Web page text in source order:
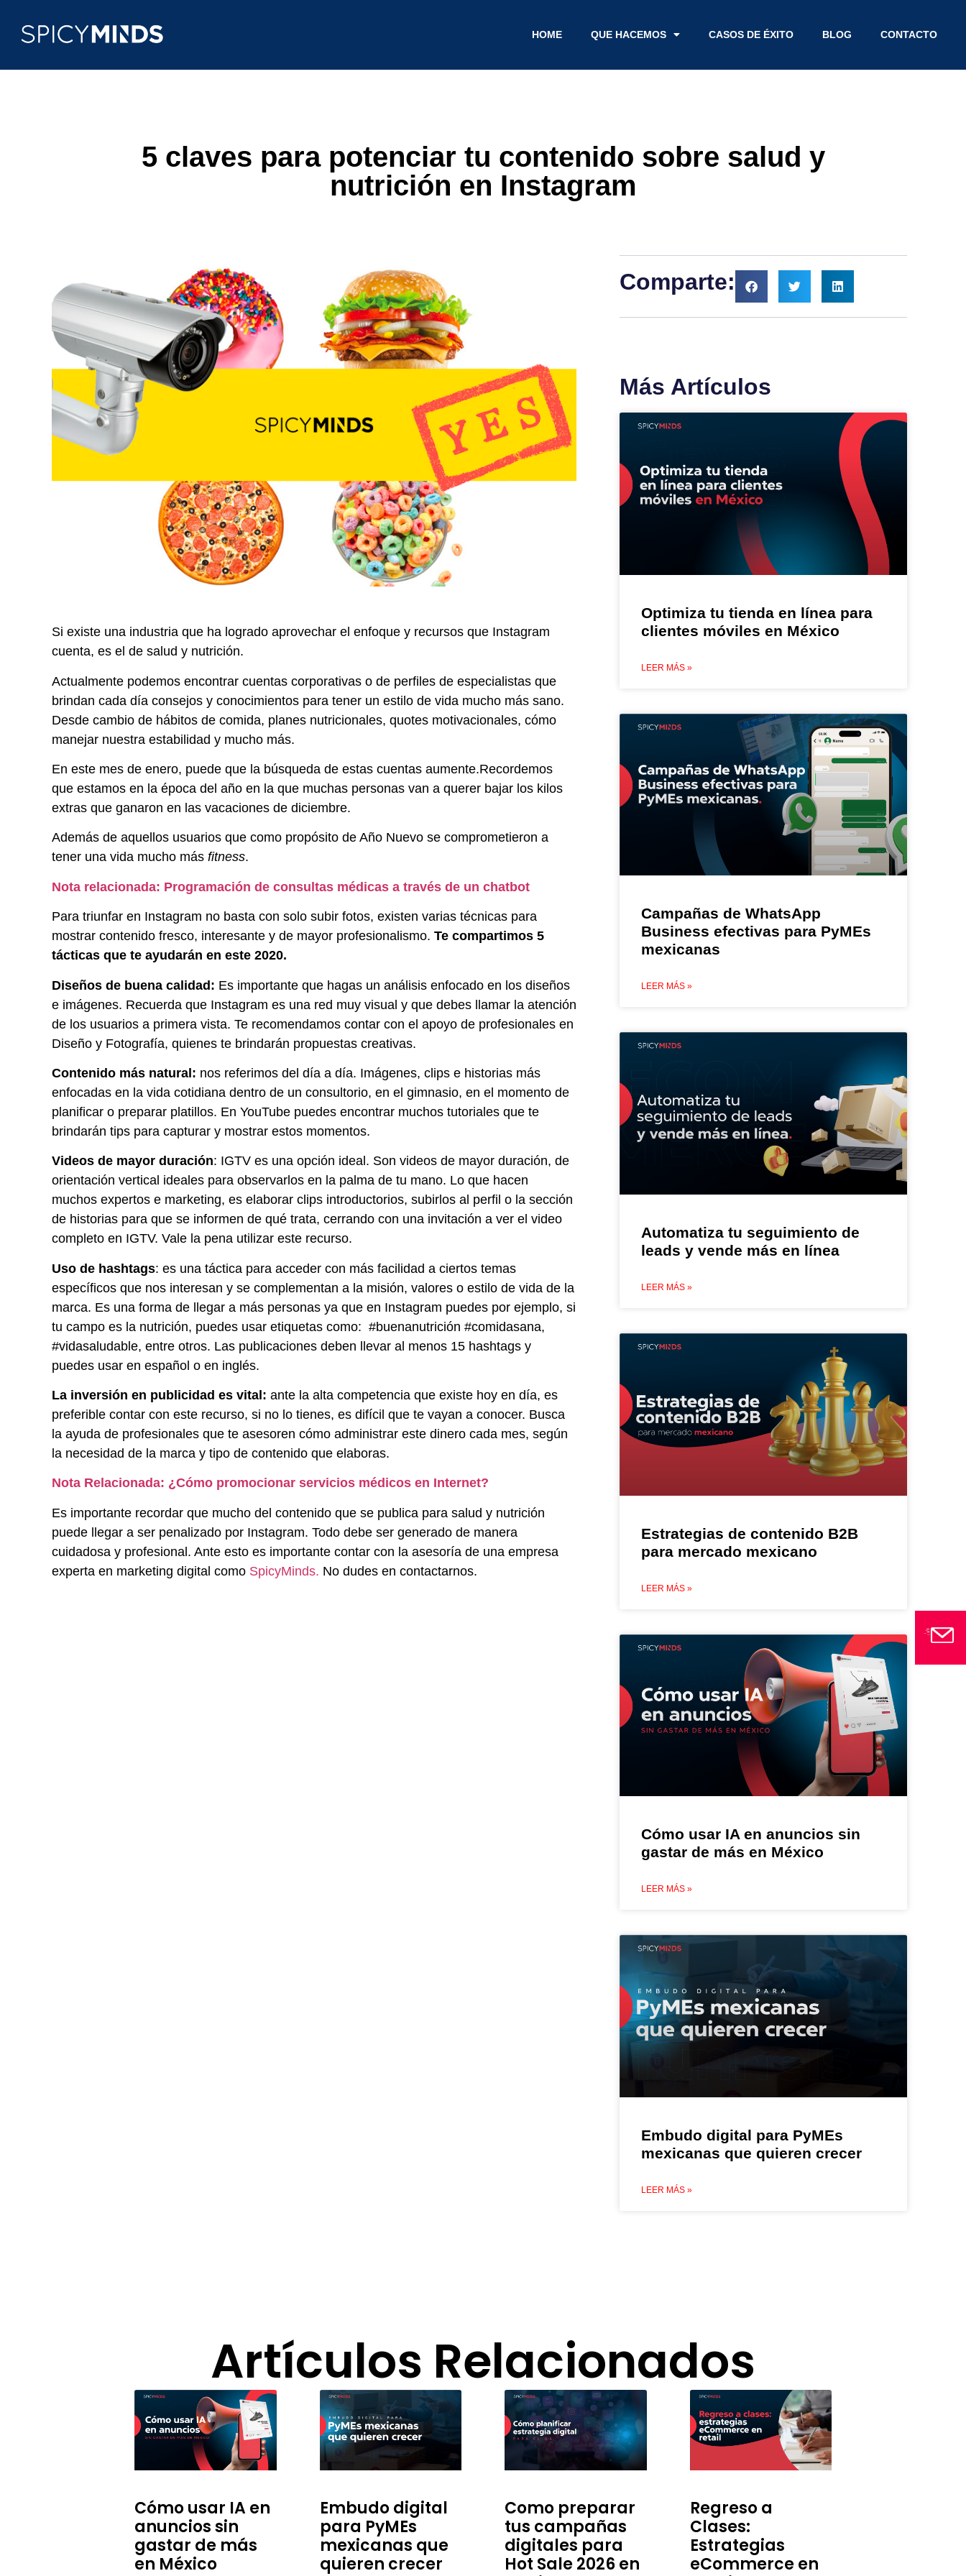
HOME QUE HACEMOS CASOS DE ÉXITO BLOG CONTACTO
5 claves para potenciar tu contenido sobre salud y
nutrición en Instagram
Si existe una industria que ha logrado aprovechar el enfoque y recursos que Instagram
cuenta, es el de salud y nutrición.
Actualmente podemos encontrar cuentas corporativas o de perfiles de especialistas que
brindan cada día consejos y conocimientos para tener un estilo de vida mucho más sano.
Desde cambio de hábitos de comida, planes nutricionales, quotes motivacionales, cómo
manejar nuestra estabilidad y mucho más.
En este mes de enero, puede que la búsqueda de estas cuentas aumente.Recordemos
que estamos en la época del año en la que muchas personas van a querer bajar los kilos
extras que ganaron en las vacaciones de diciembre.
Además de aquellos usuarios que como propósito de Año Nuevo se comprometieron a
tener una vida mucho más fitness.
Nota relacionada: Programación de consultas médicas a través de un chatbot
Para triunfar en Instagram no basta con solo subir fotos, existen varias técnicas para
mostrar contenido fresco, interesante y de mayor profesionalismo. Te compartimos 5
tácticas que te ayudarán en este 2020.
Diseños de buena calidad: Es importante que hagas un análisis enfocado en los diseños
e imágenes. Recuerda que Instagram es una red muy visual y que debes llamar la atención
de los usuarios a primera vista. Te recomendamos contar con el apoyo de profesionales en
Diseño y Fotografía, quienes te brindarán propuestas creativas.
Contenido más natural: nos referimos del día a día. Imágenes, clips e historias más
enfocadas en la vida cotidiana dentro de un consultorio, en el gimnasio, en el momento de
planificar o preparar platillos. En YouTube puedes encontrar muchos tutoriales que te
brindarán tips para capturar y mostrar estos momentos.
Videos de mayor duración: IGTV es una opción ideal. Son videos de mayor duración, de
orientación vertical ideales para observarlos en la palma de tu mano. Lo que hacen
muchos expertos e marketing, es elaborar clips introductorios, subirlos al perfil o la sección
de historias para que se informen de qué trata, cerrando con una invitación a ver el video
completo en IGTV. Vale la pena utilizar este recurso.
Uso de hashtags: es una táctica para acceder con más facilidad a ciertos temas
específicos que nos interesan y se complementan a la misión, valores o estilo de vida de la
marca. Es una forma de llegar a más personas ya que en Instagram puedes por ejemplo, si
tu campo es la nutrición, puedes usar etiquetas como: #buenanutrición #comidasana,
#vidasaludable, entre otros. Las publicaciones deben llevar al menos 15 hashtags y
puedes usar en español o en inglés.
La inversión en publicidad es vital: ante la alta competencia que existe hoy en día, es
preferible contar con este recurso, si no lo tienes, es difícil que te vayan a conocer. Busca
la ayuda de profesionales que te asesoren cómo administrar este dinero cada mes, según
la necesidad de la marca y tipo de contenido que elaboras.
Nota Relacionada: ¿Cómo promocionar servicios médicos en Internet?
Es importante recordar que mucho del contenido que se publica para salud y nutrición
puede llegar a ser penalizado por Instagram. Todo debe ser generado de manera
cuidadosa y profesional. Ante esto es importante contar con la asesoría de una empresa
experta en marketing digital como SpicyMinds. No dudes en contactarnos.
Comparte:
Más Artículos
Optimiza tu tienda en línea para
clientes móviles en México
LEER MÁS »
Campañas de WhatsApp
Business efectivas para PyMEs
mexicanas
LEER MÁS »
Automatiza tu seguimiento de
leads y vende más en línea
LEER MÁS »
Estrategias de contenido B2B
para mercado mexicano
LEER MÁS »
Cómo usar IA en anuncios sin
gastar de más en México
LEER MÁS »
Embudo digital para PyMEs
mexicanas que quieren crecer
LEER MÁS »
Artículos Relacionados
Cómo usar IA en
anuncios sin
gastar de más
en México
Embudo digital
para PyMEs
mexicanas que
quieren crecer
Como preparar
tus campañas
digitales para
Hot Sale 2026 en
Regreso a
Clases:
Estrategias
eCommerce en